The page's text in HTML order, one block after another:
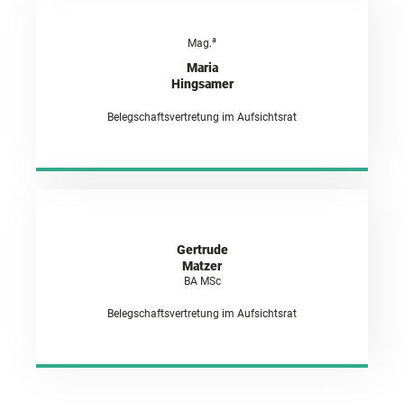
Mag.a
Maria
Hingsamer
Belegschaftsvertretung im Aufsichtsrat
Gertrude
Matzer
BA MSc
Belegschaftsvertretung im Aufsichtsrat